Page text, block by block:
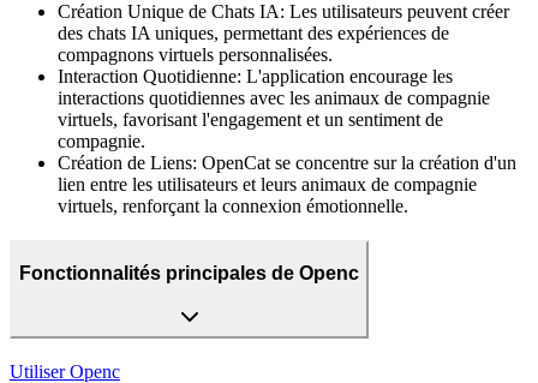
Création Unique de Chats IA: Les utilisateurs peuvent créer
des chats IA uniques, permettant des expériences de
compagnons virtuels personnalisées.
Interaction Quotidienne: L'application encourage les
interactions quotidiennes avec les animaux de compagnie
virtuels, favorisant l'engagement et un sentiment de
compagnie.
Création de Liens: OpenCat se concentre sur la création d'un
lien entre les utilisateurs et leurs animaux de compagnie
virtuels, renforçant la connexion émotionnelle.
Fonctionnalités principales de Openc
Utiliser Openc